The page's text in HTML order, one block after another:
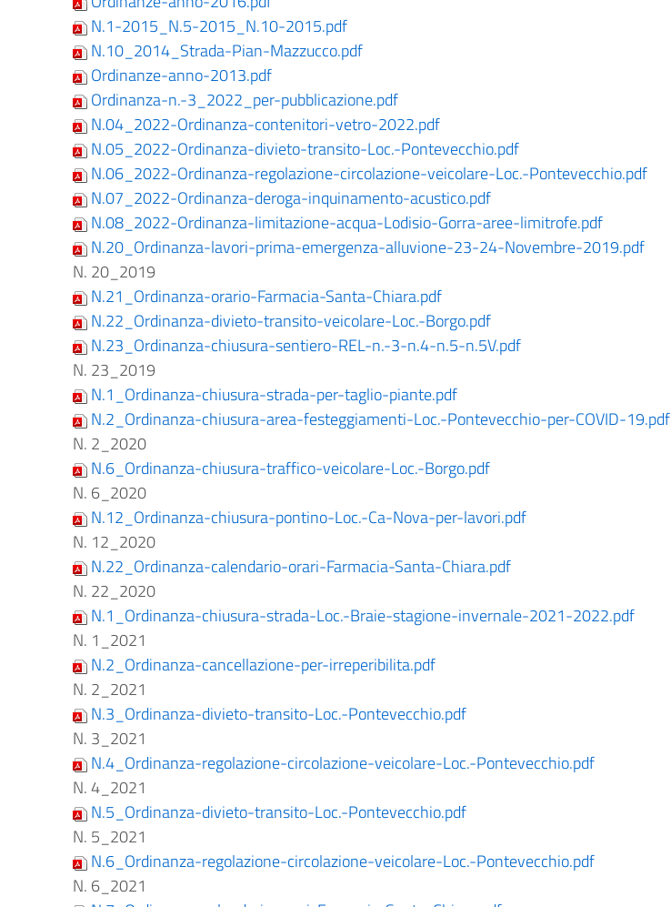
N.1-2015_N.5-2015_N.10-2015.pdf
N.10_2014_Strada-Pian-Mazzucco.pdf
Ordinanze-anno-2013.pdf
Ordinanza-n.-3_2022_per-pubblicazione.pdf
N.04_2022-Ordinanza-contenitori-vetro-2022.pdf
N.05_2022-Ordinanza-divieto-transito-Loc.-Pontevecchio.pdf
N.06_2022-Ordinanza-regolazione-circolazione-veicolare-Loc.-Pontevecchio.pdf
N.07_2022-Ordinanza-deroga-inquinamento-acustico.pdf
N.08_2022-Ordinanza-limitazione-acqua-Lodisio-Gorra-aree-limitrofe.pdf
N.20_Ordinanza-lavori-prima-emergenza-alluvione-23-24-Novembre-2019.pdf
N. 20_2019
N.21_Ordinanza-orario-Farmacia-Santa-Chiara.pdf
N.22_Ordinanza-divieto-transito-veicolare-Loc.-Borgo.pdf
N.23_Ordinanza-chiusura-sentiero-REL-n.-3-n.4-n.5-n.5V.pdf
N. 23_2019
N.1_Ordinanza-chiusura-strada-per-taglio-piante.pdf
N.2_Ordinanza-chiusura-area-festeggiamenti-Loc.-Pontevecchio-per-COVID-19.pdf
N. 2_2020
N.6_Ordinanza-chiusura-traffico-veicolare-Loc.-Borgo.pdf
N. 6_2020
N.12_Ordinanza-chiusura-pontino-Loc.-Ca-Nova-per-lavori.pdf
N. 12_2020
N.22_Ordinanza-calendario-orari-Farmacia-Santa-Chiara.pdf
N. 22_2020
N.1_Ordinanza-chiusura-strada-Loc.-Braie-stagione-invernale-2021-2022.pdf
N. 1_2021
N.2_Ordinanza-cancellazione-per-irreperibilita.pdf
N. 2_2021
N.3_Ordinanza-divieto-transito-Loc.-Pontevecchio.pdf
N. 3_2021
N.4_Ordinanza-regolazione-circolazione-veicolare-Loc.-Pontevecchio.pdf
N. 4_2021
N.5_Ordinanza-divieto-transito-Loc.-Pontevecchio.pdf
N. 5_2021
N.6_Ordinanza-regolazione-circolazione-veicolare-Loc.-Pontevecchio.pdf
N. 6_2021